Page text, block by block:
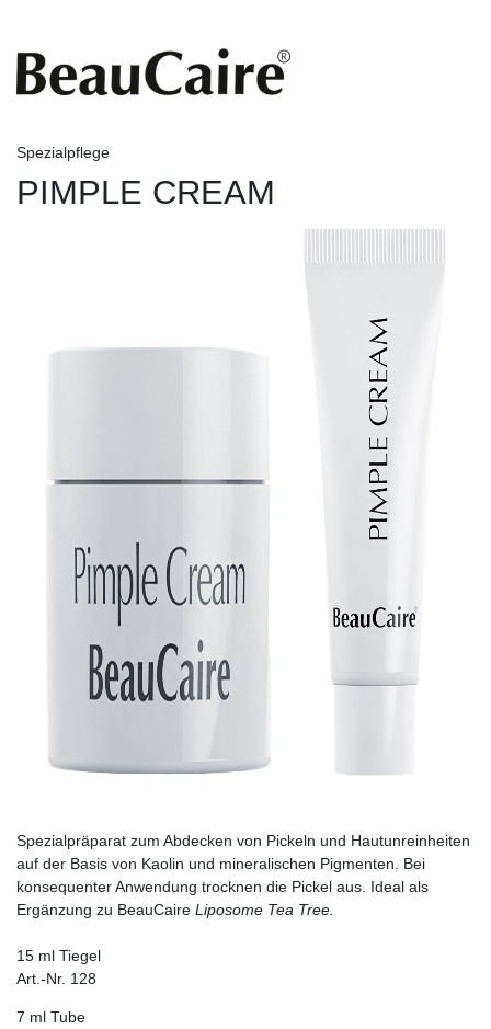
Spezialpflege
PIMPLE CREAM
Spezialpräparat zum Abdecken von Pickeln und Hautunreinheiten
auf der Basis von Kaolin und mineralischen Pigmenten. Bei
konsequenter Anwendung trocknen die Pickel aus. Ideal als
Ergänzung zu BeauCaire Liposome Tea Tree.
15 ml Tiegel
Art.-Nr. 128
7 ml Tube